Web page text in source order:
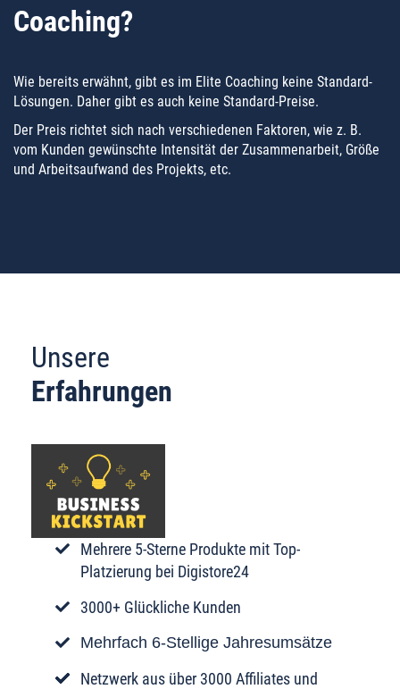
Coaching?
Wie bereits erwähnt, gibt es im Elite Coaching keine Standard-
Lösungen. Daher gibt es auch keine Standard-Preise.
Der Preis richtet sich nach verschiedenen Faktoren, wie z. B.
vom Kunden gewünschte Intensität der Zusammenarbeit, Größe
und Arbeitsaufwand des Projekts, etc.
Unsere
Erfahrungen
Mehrere 5-Sterne Produkte mit Top-
Platzierung bei Digistore24
3000+ Glückliche Kunden
Mehrfach 6-Stellige Jahresumsätze
Netzwerk aus über 3000 Affiliates und